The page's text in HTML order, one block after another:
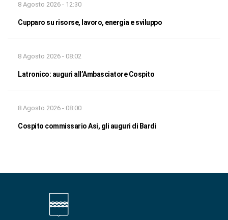
8 Agosto 2026 - 12:30
Cupparo su risorse, lavoro, energia e sviluppo
8 Agosto 2026 - 08:02
Latronico: auguri all’Ambasciatore Cospito
8 Agosto 2026 - 08:00
Cospito commissario Asi, gli auguri di Bardi